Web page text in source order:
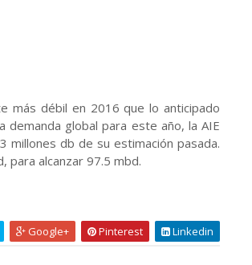
más débil en 2016 que lo anticipado
demanda global para este año, la AIE
millones db de su estimación pasada.
para alcanzar 97.5 mbd.
Google+ Pinterest Linkedin